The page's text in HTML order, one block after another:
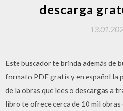
descarga
Este buscador te brinda además de
formato PDF gratis y en español la
de la obras que lees o descargas a
libro te ofrece cerca de 10 mil obras